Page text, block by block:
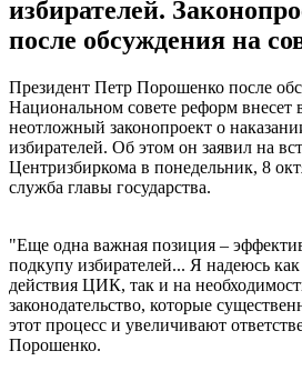
избирателей.
после обсуждения на
Президент Петр Порошенко после
Национальном совете реформ внесет
неотложный законопроект о
избирателей. Об этом он заявил на
Центризбиркома в понедельник, 8
служба главы государства.
"Еще одна важная позиция –
подкупу избирателей... Я надеюсь
действия ЦИК, так и на
законодательство, которые
этот процесс и увеличивают
Порошенко.